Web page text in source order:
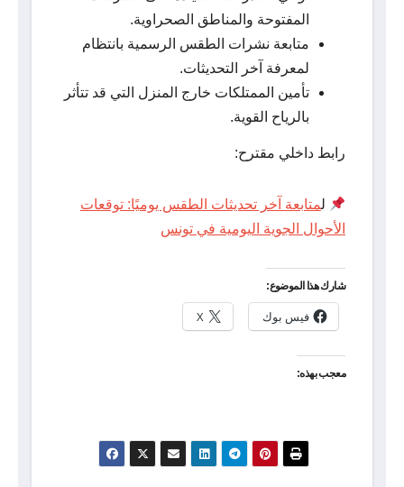
المفتوحة والمناطق الصحراوية.
متابعة نشرات الطقس الرسمية بانتظام
لمعرفة آخر التحديثات.
تأمين الممتلكات خارج المنزل التي قد تتأثر
بالرياح القوية.
رابط داخلي مقترح:
لمتابعة آخر تحديثات الطقس يوميًا: توقعات
الأحوال الجوية اليومية في تونس
شارك هذا الموضوع:
فيس بوك X
معجب بهذه: